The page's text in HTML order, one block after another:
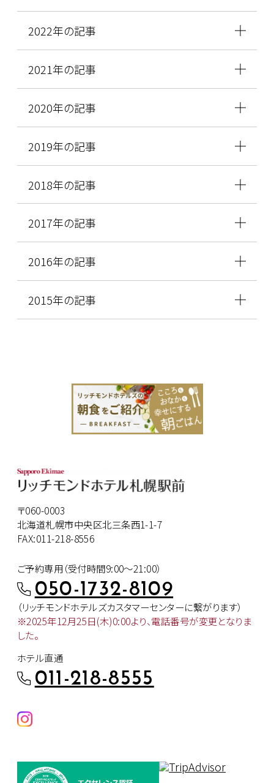
2022年の記事
2021年の記事
2020年の記事
2019年の記事
2018年の記事
2017年の記事
2016年の記事
2015年の記事
〒060-0003
北海道札幌市中央区北三条西1-1-7
FAX:011-218-8556
ご予約専用（受付時間9:00～21:00）
050-1732-8109
（リッチモンドホテルズカスタマーセンターに繋がります）
※2025年12月25日(木)0:00より、電話番号が変更となりま
した。
ホテル直通
011-218-8555